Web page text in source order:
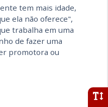
tem mais idade,
ela não oferece",
trabalha em uma
de fazer uma
promotora ou